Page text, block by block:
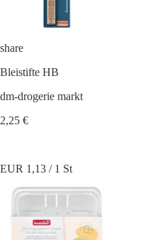
share
Bleistifte HB
dm-drogerie markt
2,25 €
EUR 1,13 / 1 St